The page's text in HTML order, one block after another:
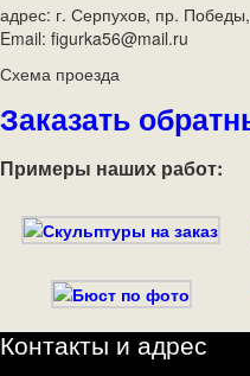
адрес: г. Серпухов, пр.
Email: figurka56@mail.ru
Схема проезда
Заказать
Примеры наших работ:
Контакты и адрес